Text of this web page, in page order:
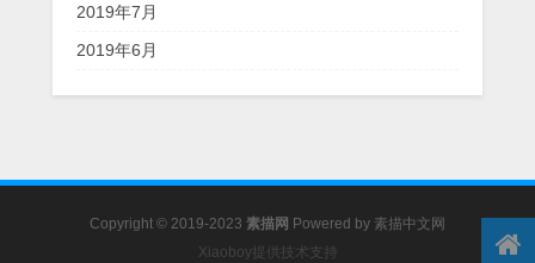
2019年7月
2019年6月
Copyright © 2019-2023 素描网 Powered by 素描中文网
Xiaoboy提供技术支持